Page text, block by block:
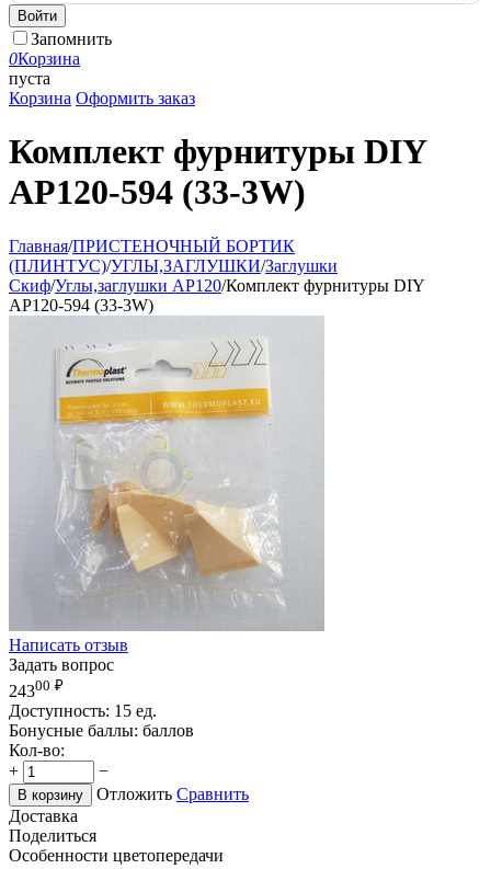
Войти
Запомнить
0Корзина
пуста
Корзина Оформить заказ
Комплект фурнитуры DIY
АР120-594 (33-3W)
Главная/ПРИСТЕНОЧНЫЙ БОРТИК
(ПЛИНТУС)/УГЛЫ,ЗАГЛУШКИ/Заглушки
Скиф/Углы,заглушки АР120/Комплект фурнитуры DIY
АР120-594 (33-3W)
Написать отзыв
Задать вопрос
24300 ₽
Доступность: 15 ед.
Бонусные баллы: баллов
Кол-во:
+
−
В корзину Отложить Сравнить
Доставка
Поделиться
Особенности цветопередачи